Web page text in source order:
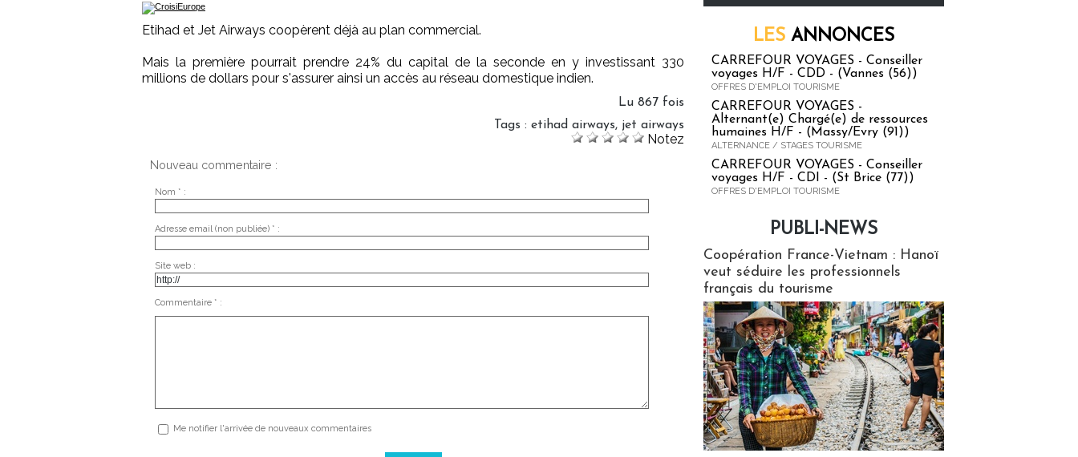
Etihad et Jet Airways coopèrent déjà au plan commercial.
Mais la première pourrait prendre 24% du capital de la seconde en y investissant 330
millions de dollars pour s'assurer ainsi un accès au réseau domestique indien.
Lu 867 fois
Tags : etihad airways, jet airways
Notez
Nouveau commentaire :
Nom * :
Adresse email (non publiée) * :
Site web :
Commentaire * :
Me notifier l'arrivée de nouveaux commentaires
LES ANNONCES
CARREFOUR VOYAGES - Conseiller
voyages H/F - CDD - (Vannes (56))
OFFRES D'EMPLOI TOURISME
CARREFOUR VOYAGES -
Alternant(e) Chargé(e) de ressources
humaines H/F - (Massy/Evry (91))
ALTERNANCE / STAGES TOURISME
CARREFOUR VOYAGES - Conseiller
voyages H/F - CDI - (St Brice (77))
OFFRES D'EMPLOI TOURISME
PUBLI-NEWS
Coopération France-Vietnam : Hanoï
veut séduire les professionnels
français du tourisme